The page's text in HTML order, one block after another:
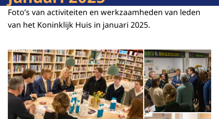
Foto’s van activiteiten en werkzaamheden van leden
van het Koninklijk Huis in januari 2025.
Open de galerij in vergrote
©